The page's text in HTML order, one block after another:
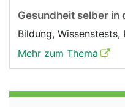
Gesundheit selber in
Bildung, Wissenstests,
Mehr zum Thema